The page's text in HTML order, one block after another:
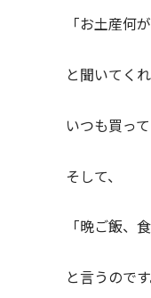
「お土産何
と聞いてく
いつも買っ
そして、
「晩ご飯、
と言うのです